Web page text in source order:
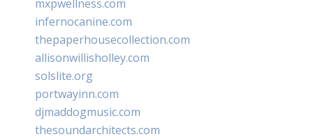
mxpwellness.com
infernocanine.com
thepaperhousecollection.com
allisonwillisholley.com
solslite.org
portwayinn.com
djmaddogmusic.com
thesoundarchitects.com